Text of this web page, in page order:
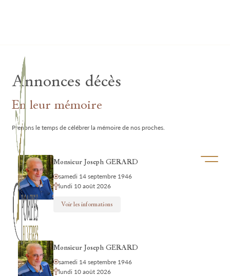
Ouvrir/
Annonces décès
En leur mémoire
Prenons le temps de célébrer la mémoire de nos proches.
Monsieur Joseph GERARD
samedi 14 septembre 1946
lundi 10 août 2026
Voir les informations
Monsieur Joseph GERARD
samedi 14 septembre 1946
lundi 10 août 2026